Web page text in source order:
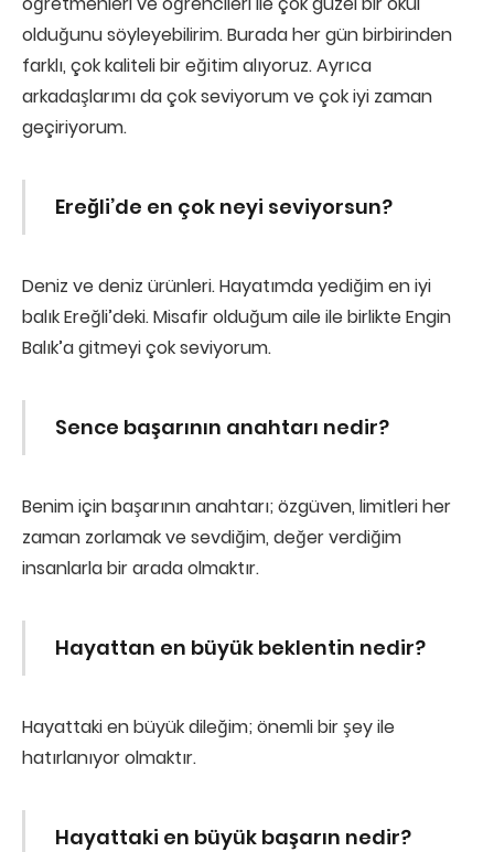
olduğunu söyleyebilirim. Burada her gün birbirinden
farklı, çok kaliteli bir eğitim alıyoruz. Ayrıca
arkadaşlarımı da çok seviyorum ve çok iyi zaman
geçiriyorum.
Ereğli’de en çok neyi seviyorsun?
Deniz ve deniz ürünleri. Hayatımda yediğim en iyi
balık Ereğli’deki. Misafir olduğum aile ile birlikte Engin
Balık’a gitmeyi çok seviyorum.
Sence başarının anahtarı nedir?
Benim için başarının anahtarı; özgüven, limitleri her
zaman zorlamak ve sevdiğim, değer verdiğim
insanlarla bir arada olmaktır.
Hayattan en büyük beklentin nedir?
Hayattaki en büyük dileğim; önemli bir şey ile
hatırlanıyor olmaktır.
Hayattaki en büyük başarın nedir?